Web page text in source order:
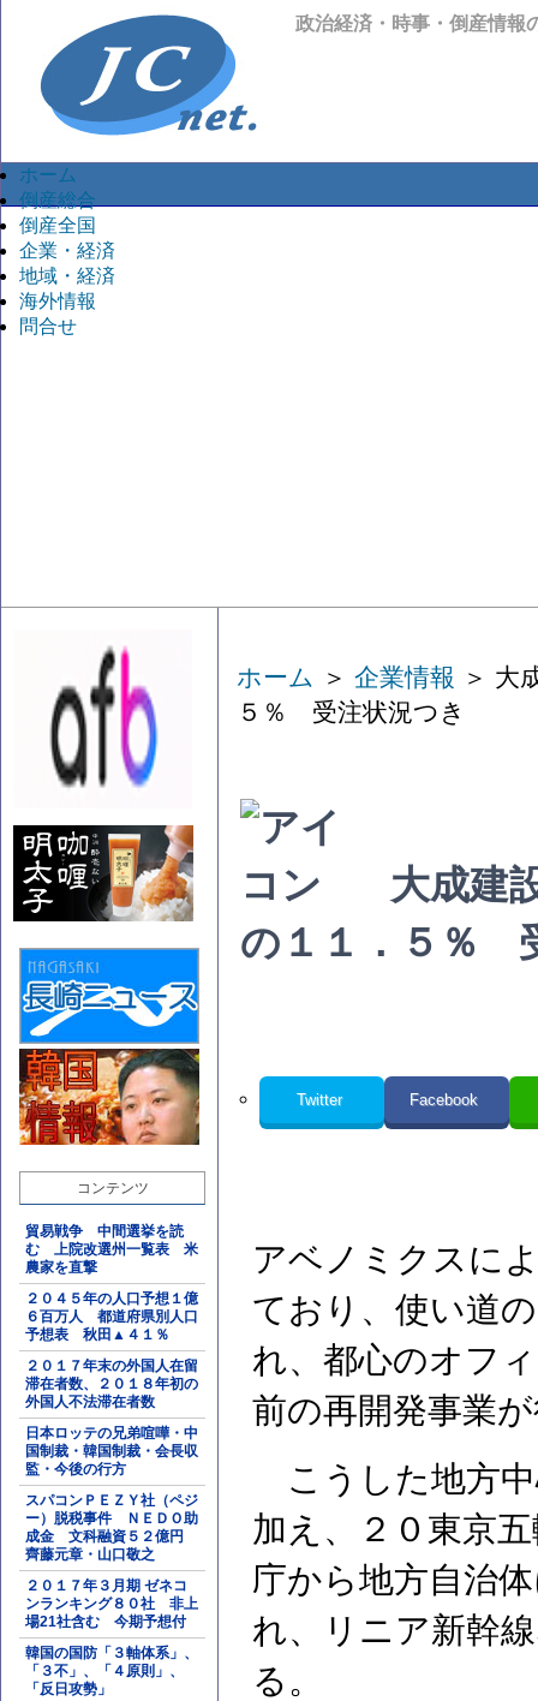
政治経済・時事・倒産情報
ホーム
倒産総合
倒産全国
企業・経済
地域・経済
海外情報
問合せ
コンテンツ
貿易戦争 中間選挙を読
む 上院改選州一覧表 米
農家を直撃
２０４５年の人口予想１億
６百万人 都道府県別人口
予想表 秋田▲４１％
２０１７年末の外国人在留
滞在者数、２０１８年初の
外国人不法滞在者数
日本ロッテの兄弟喧嘩・中
国制裁・韓国制裁・会長収
監・今後の行方
スパコンＰＥＺＹ社（ペジ
ー）脱税事件 ＮＥＤＯ助
成金 文科融資５２億円
齊藤元章・山口敬之
２０１７年３月期 ゼネコ
ンランキング８０社 非上
場21社含む 今期予想付
韓国の国防「３軸体系」、
「３不」、「４原則」、
「反日攻勢」
ホーム ＞ 企業情報 ＞ 大
５％ 受注状況つき
大成建
の１１．５％
Twitter Facebook
アベノミクスに
ており、使い道
れ、都心のオフ
前の再開発事業
こうした地方中
加え、２０東京
庁から地方自治
れ、リニア新幹
る。